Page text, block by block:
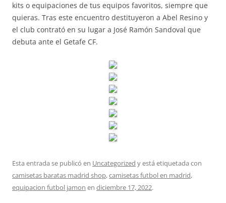
kits o equipaciones de tus equipos favoritos, siempre que
quieras. Tras este encuentro destituyeron a Abel Resino y
el club contrató en su lugar a José Ramón Sandoval que
debuta ante el Getafe CF.
Esta entrada se publicó en Uncategorized y está etiquetada con
camisetas baratas madrid shop,camisetas futbol en madrid,
equipacion futbol jamon en diciembre 17, 2022.